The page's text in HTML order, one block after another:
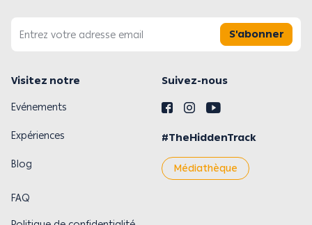
S'abonner
Visitez notre Suivez-nous
Evénements
Expériences #TheHiddenTrack
Blog Médiathèque
FAQ